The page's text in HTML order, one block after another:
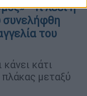
- Τι λέει η
συνελήφθη
του
κάτι
πλάκας μεταξύ